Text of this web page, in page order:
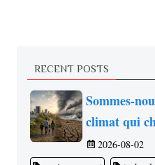
RECENT POSTS
Sommes-
climat qui
2026-08-02